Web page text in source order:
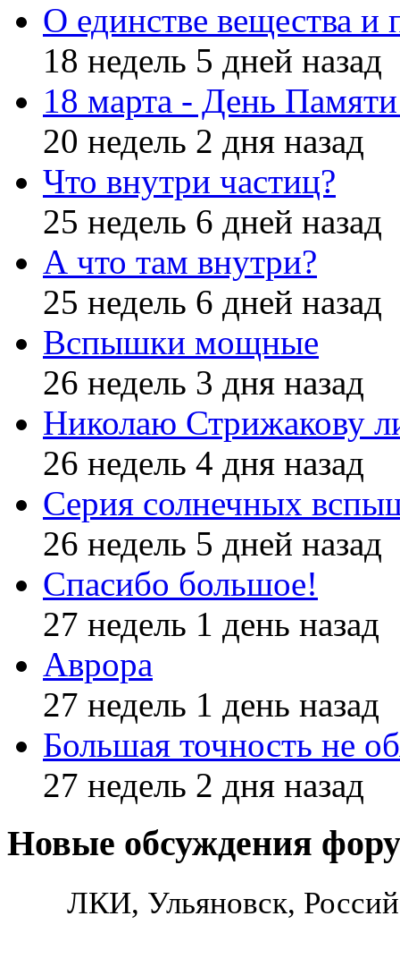
О единстве вещества и
18 недель 5 дней назад
18 марта - День
20 недель 2 дня назад
Что внутри частиц?
25 недель 6 дней назад
А что там внутри?
25 недель 6 дней назад
Вспышки мощные
26 недель 3 дня назад
Николаю Стрижакову
26 недель 4 дня назад
Серия солнечных
26 недель 5 дней назад
Спасибо большое!
27 недель 1 день назад
Аврора
27 недель 1 день назад
Большая точность не
27 недель 2 дня назад
Новые обсуждения
ЛКИ, Ульяновск,